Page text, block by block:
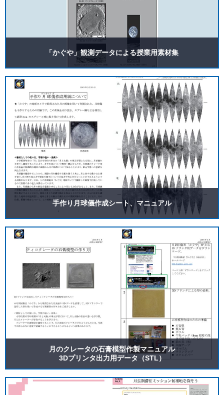
本サイトに掲載されている全ての著作物は、JAXAおよ
びSELENEプロジェクトへ協力した研究機関が著作権を
有しており、著作権法及び国際条約により保護されてい
ます。ご利用者は、科学研究・教育目的に限りご使用い
ただけます。
商業活動、営利活動を目的とした利用の場合は、JAXA
の事前許諾を得ずに利用することを一切禁止させていた
だきます。商業活動、営利活動でのご利用をご希望され
る方は、必ず下記にご連絡の上、事前にご相談くださ
い。
＜商業活動、営利活動でのご利用の場合のお問い合わせ
先＞
国立研究開発法人 宇宙航空研究開発機構 新事業促進部
お問合せフォーム
http://aerospacebiz.jaxa.jp/contact/
その他のお問い合わせは以下までお願いいたします。
国立研究開発法人 宇宙航空研究開発機構 宇宙教育セン
ター お問合せフォーム
http://edu.jaxa.jp/about/contact/
利用の条件
(クレジットの表示)
本サイトに掲載されている著作物をご利用する場合は、
「(c)JAXA/SELENE」と表示していただくようお願い致
します。
「かぐや」観測データによる授業用素材集
手作り月球儀作成シート、マニュアル
月のクレータの石膏模型作製マニュアル
3Dプリンタ出力用データ（STL）